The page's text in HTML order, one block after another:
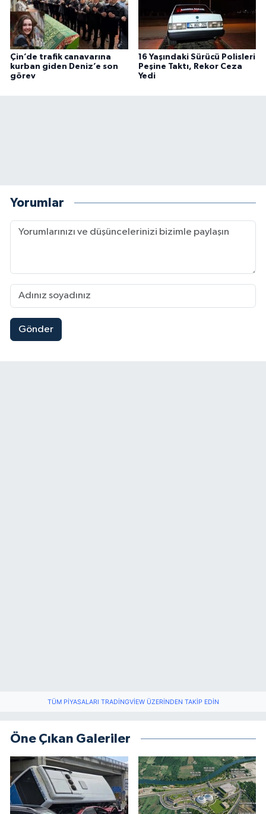
Çin’de trafik canavarına
kurban giden Deniz’e son
görev
16 Yaşındaki Sürücü Polisleri
Peşine Taktı, Rekor Ceza
Yedi
Yorumlar
Gönder
TÜM PIYASALARI TRADINGVIEW ÜZERINDEN TAKIP EDIN
Öne Çıkan Galeriler